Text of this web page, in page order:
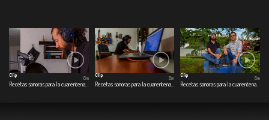
Clip
6m
Clip
Recetas sonoras para la cuarentena - Cap. 2 Dulce de ahuyama
6m
Clip
6m